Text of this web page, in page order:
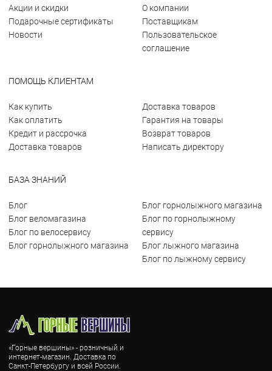
Акции и скидки
Подарочные сертификаты
Новости
О компании
Поставщикам
Пользовательское
соглашение
ПОМОЩЬ КЛИЕНТАМ
Как купить
Как оплатить
Кредит и рассрочка
Доставка товаров
Доставка товаров
Гарантия на товары
Возврат товаров
Написать директору
БАЗА ЗНАНИЙ
Блог
Блог веломагазина
Блог по велосервису
Блог горнолыжного магазина
Блог горнолыжного магазина
Блог по горнолыжному
сервису
Блог лыжного магазина
Блог по лыжному сервису
«Горные вершины» - розничный и
интернет-магазин. Доставка по
Санкт-Петербургу и всей России.